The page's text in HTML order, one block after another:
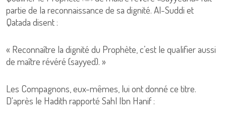
partie de la reconnaissance de sa dignité. Al-Suddi et
Qatada disent :
« Reconnaître la dignité du Prophète, c’est le qualifier aussi
de maître révéré (sayyed). »
Les Compagnons, eux-mêmes, lui ont donné ce titre.
D'après le Hadith rapporté Sahl Ibn Hanif :